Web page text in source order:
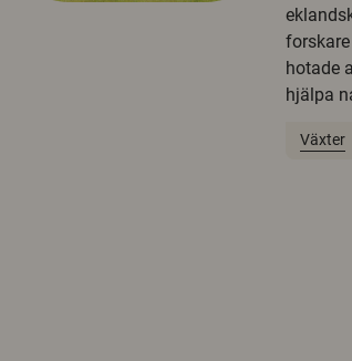
hotade
hjälpa
Växter